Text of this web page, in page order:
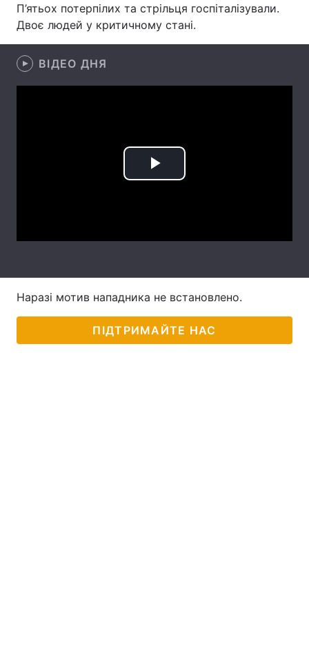
Спорт Наука
Техно і зв'язок
Зброя Інциденти
Погода
Регіони
Контакти
П’ятьох потерпілих та стрільця госпіталізували.
Двоє людей у критичному стані.
ВІДЕО ДНЯ
Play
Наразі мотив нападника не встановлено.
ПІДТРИМАЙТЕ НАС